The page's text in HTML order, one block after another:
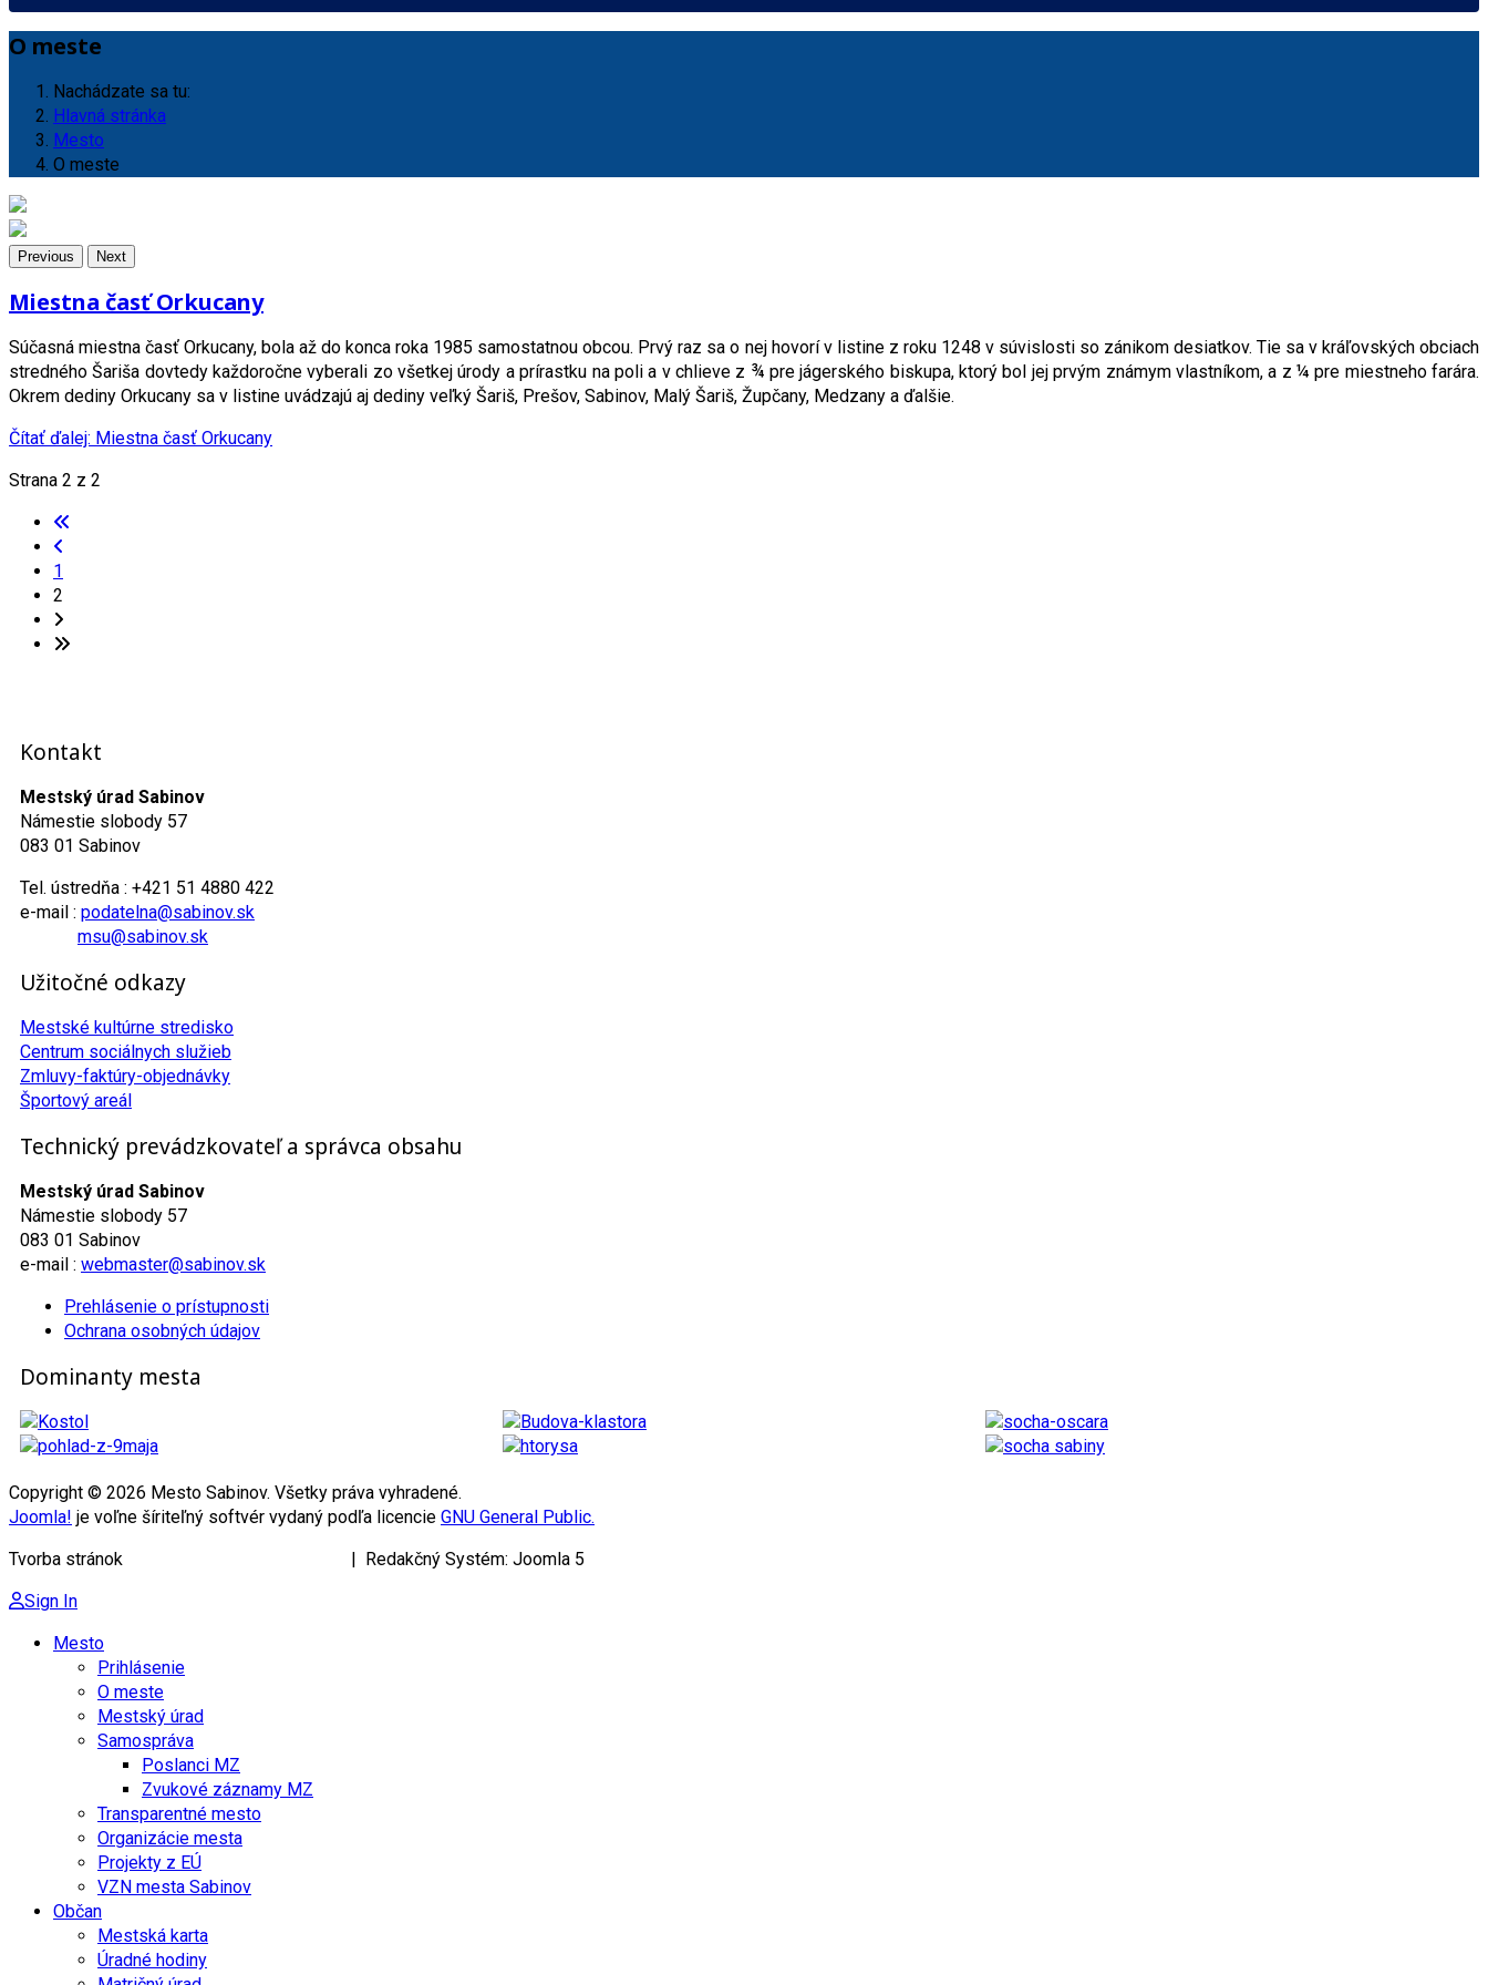
O meste
Nachádzate sa tu:
Hlavná stránka
Mesto
O meste
Previous Next
Miestna časť Orkucany
Súčasná miestna časť Orkucany, bola až do konca roka 1985 samostatnou obcou. Prvý raz sa o nej hovorí v listine z roku 1248 v súvislosti so zánikom desiatkov. Tie sa v kráľovských obciach
stredného Šariša dovtedy každoročne vyberali zo všetkej úrody a prírastku na poli a v chlieve z ¾ pre jágerského biskupa, ktorý bol jej prvým známym vlastníkom, a z ¼ pre miestneho farára.
Okrem dediny Orkucany sa v listine uvádzajú aj dediny veľký Šariš, Prešov, Sabinov, Malý Šariš, Župčany, Medzany a ďalšie.
Čítať ďalej: Miestna časť Orkucany
Strana 2 z 2
1
2
Kontakt
Mestský úrad Sabinov
Námestie slobody 57
083 01 Sabinov
Tel. ústredňa : +421 51 4880 422
e-mail : podatelna@sabinov.sk
msu@sabinov.sk
Užitočné odkazy
Mestské kultúrne stredisko
Centrum sociálnych služieb
Zmluvy-faktúry-objednávky
Športový areál
Technický prevádzkovateľ a správca obsahu
Mestský úrad Sabinov
Námestie slobody 57
083 01 Sabinov
e-mail : webmaster@sabinov.sk
Prehlásenie o prístupnosti
Ochrana osobných údajov
Dominanty mesta
Copyright © 2026 Mesto Sabinov. Všetky práva vyhradené.
Joomla! je voľne šíriteľný softvér vydaný podľa licencie GNU General Public.
Tvorba stránok
| Redakčný Systém: Joomla 5
Sign In
Mesto
Prihlásenie
O meste
Mestský úrad
Samospráva
Poslanci MZ
Zvukové záznamy MZ
Transparentné mesto
Organizácie mesta
Projekty z EÚ
VZN mesta Sabinov
Občan
Mestská karta
Úradné hodiny